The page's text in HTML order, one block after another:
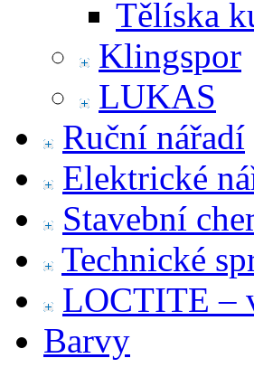
Tělíska
Klingspor
LUKAS
Ruční nářadí
Elektrické
Stavební
Technické
LOCTITE –
Barvy